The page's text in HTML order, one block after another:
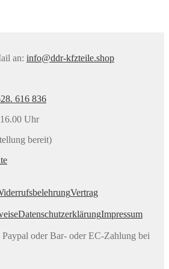
an: info@ddr-kfzteile.shop
616 836
Uhr
bereit)
Vertrag
DatenschutzerklärungImpressum
Paypal oder Bar- oder EC-Zahlung bei